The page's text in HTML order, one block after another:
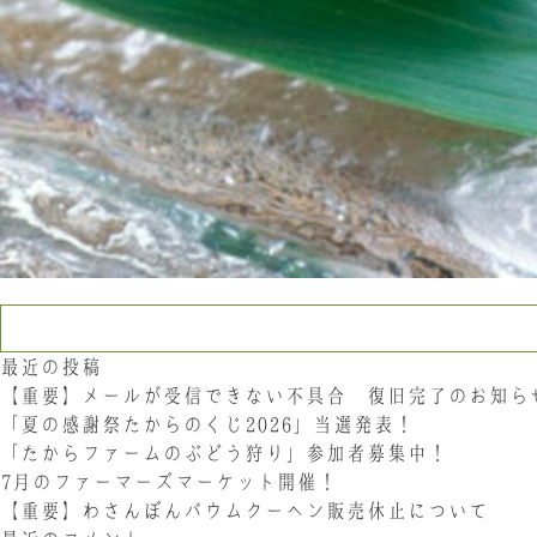
最近の投稿
【重要】メールが受信できない不具合 復旧完了のお知ら
「夏の感謝祭たからのくじ2026」当選発表！
「たからファームのぶどう狩り」参加者募集中！
7月のファーマーズマーケット開催！
【重要】わさんぼんバウムクーヘン販売休止について